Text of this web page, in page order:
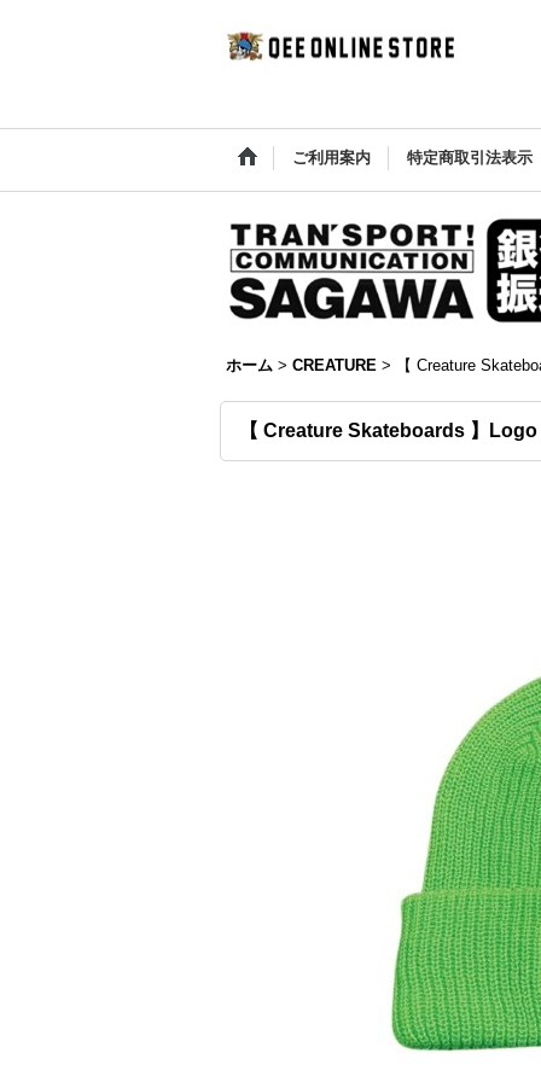
ご利用案内 特定商取引法表示
ホーム > CREATURE > 【 Creature
【 Creature Skateboards 】